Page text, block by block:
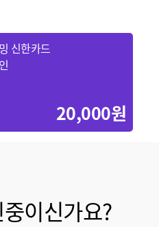
신한카드
20,000원
이신가요?